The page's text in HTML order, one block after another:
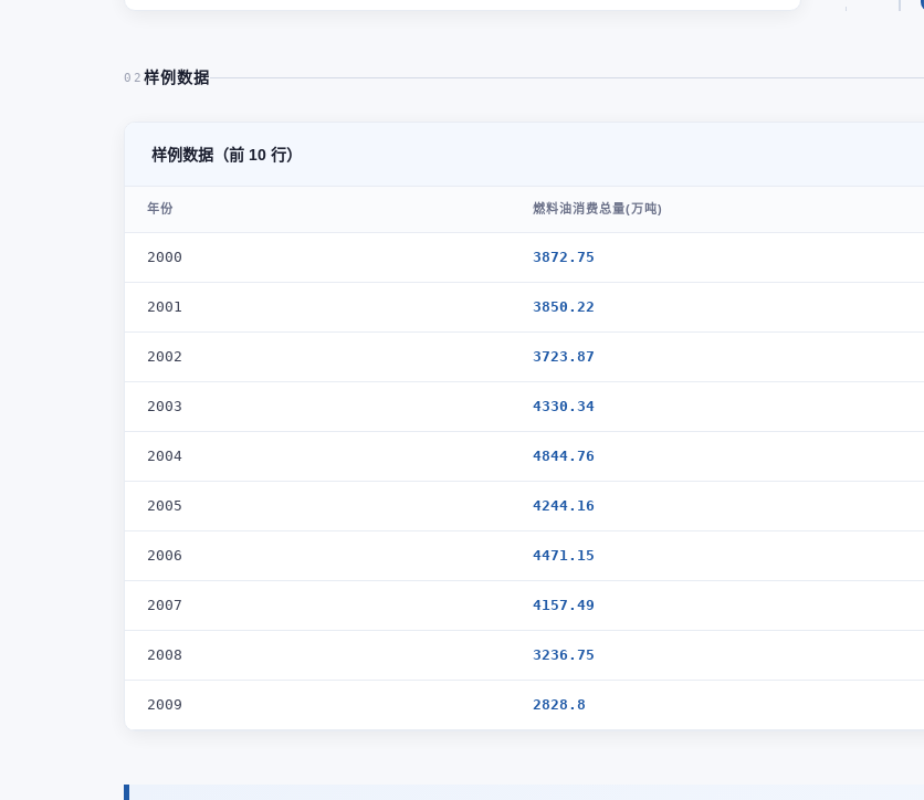
02 样例数据
样例数据（前 10 行）
年份 燃料油消费总量(万吨)
2000 3872.75
2001 3850.22
2002 3723.87
2003 4330.34
2004 4844.76
2005 4244.16
2006 4471.15
2007 4157.49
2008 3236.75
2009 2828.8